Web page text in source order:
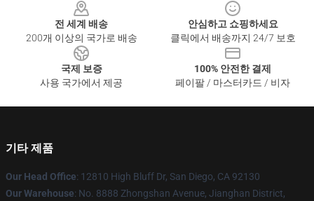
전 세계 배송
200개 이상의 국가로 배송
안심하고 쇼핑하세요
클릭에서 배송까지 24/7 보호
국제 보증
사용 국가에서 제공
100% 안전한 결제
페이팔 / 마스터카드 / 비자
기타 제품
Our Head Office: 12810 High Bluff Dr, San Diego, CA 92130
Our Warehouse: No. 8888 Zhongshan Avenue, Jianghan District,